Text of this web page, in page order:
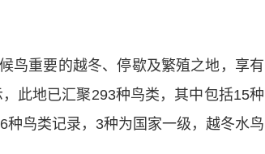
重要的越冬、停歇及繁殖之地，享有
此地已汇聚293种鸟类，其中包括15种
鸟类记录，3种为国家一级，越冬水鸟